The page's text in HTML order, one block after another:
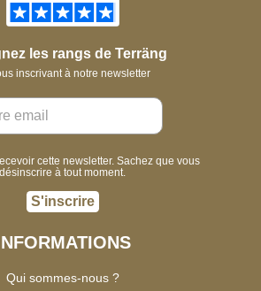
les rangs de Terräng
inscrivant à notre newsletter
cette newsletter. Sachez que vous
à tout moment.
S'inscrire
Qui sommes-nous ?